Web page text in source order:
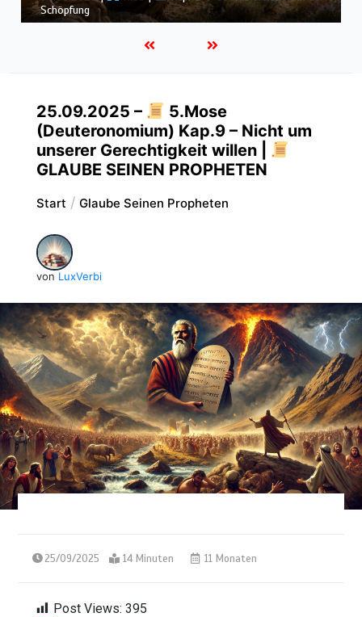
dem Sturm
25.09.2025 –
5.Mose
(Deuteronomium) Kap.9 – Nicht um
unserer Gerechtigkeit willen |
GLAUBE SEINEN PROPHETEN
Start Glaube Seinen Propheten
von LuxVerbi
25/09/2025 14 Minuten 11 Monaten
Post Views: 395